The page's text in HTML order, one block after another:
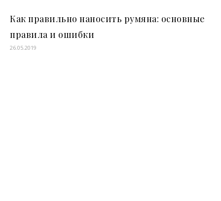
Как правильно наносить румяна: основные
правила и ошибки
26.05.2019